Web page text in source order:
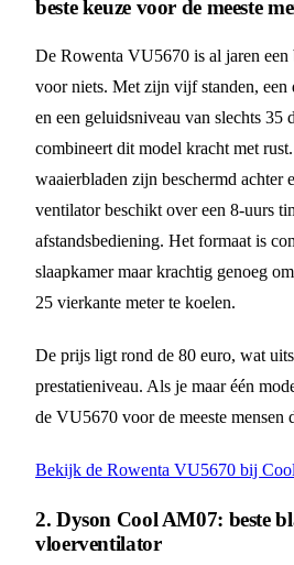
beste keuze voor de meeste
De Rowenta VU5670 is al jaren een
voor niets. Met zijn vijf standen, een
en een geluidsniveau van slechts 35
combineert dit model kracht met
waaierbladen zijn beschermd achter
ventilator beschikt over een 8-uurs
afstandsbediening. Het formaat is
slaapkamer maar krachtig genoeg
25 vierkante meter te koelen.
De prijs ligt rond de 80 euro, wat
prestatieniveau. Als je maar één
de VU5670 voor de meeste mensen
Bekijk de Rowenta VU5670 bij
2. Dyson Cool AM07: beste
vloerventilator